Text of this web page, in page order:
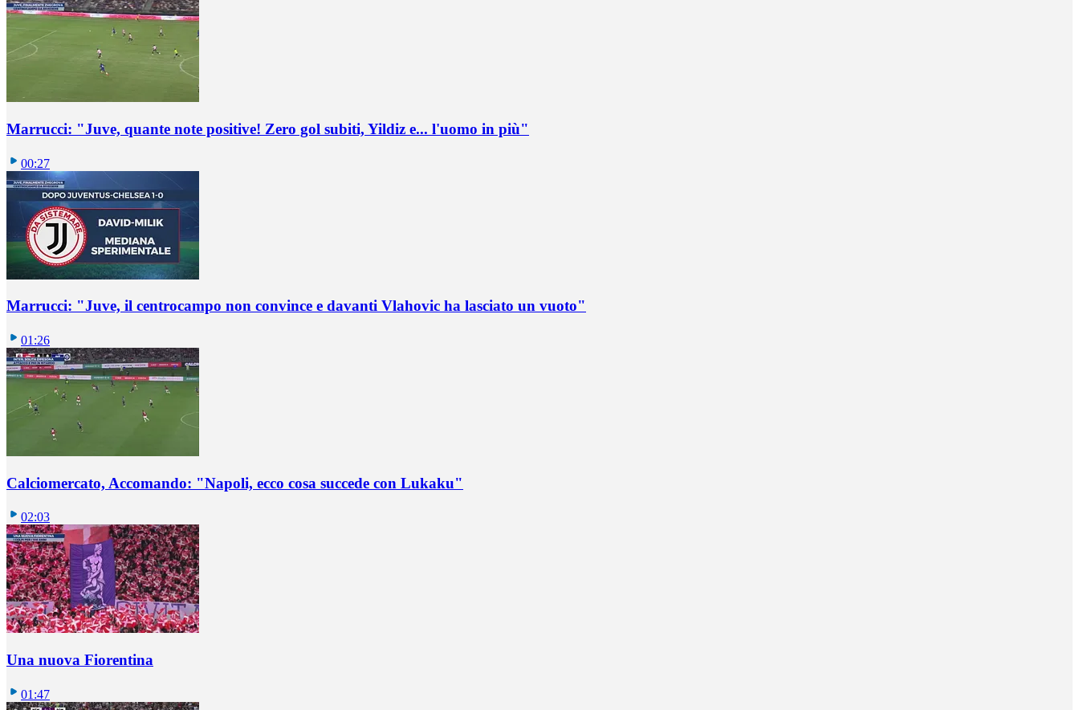
Marrucci: "Juve, quante note positive! Zero gol subiti, Yildiz e... l'uomo in più"
00:27
Marrucci: "Juve, il centrocampo non convince e davanti Vlahovic ha lasciato un vuoto"
01:26
Calciomercato, Accomando: "Napoli, ecco cosa succede con Lukaku"
02:03
Una nuova Fiorentina
01:47